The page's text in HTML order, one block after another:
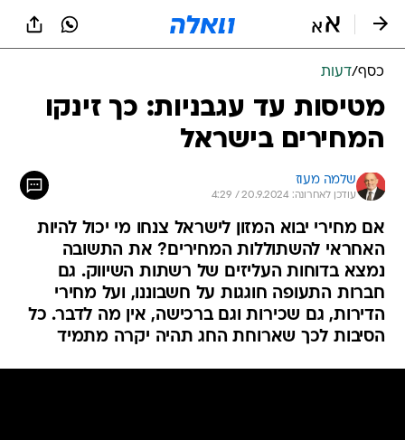
כסף/דעות
מטיסות עד עגבניות: כך זינקו
המחירים בישראל
שלמה מעוז
עודכן לאחרונה: 20.9.2024 / 4:29
אם מחירי יבוא המזון לישראל צנחו מי יכול להיות
האחראי להשתוללות המחירים? את התשובה
נמצא בדוחות העליזים של רשתות השיווק. גם
חברות התעופה חוגגות על חשבוננו, ועל מחירי
הדירות, גם שכירות וגם ברכישה, אין מה לדבר. כל
הסיבות לכך שארוחת החג תהיה יקרה מתמיד